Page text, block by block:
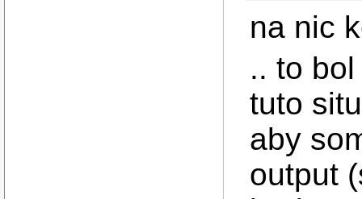
na nic
.. to
tuto
aby
output